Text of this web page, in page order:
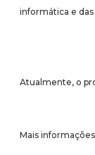
informática e
Atualmente, o
Mais